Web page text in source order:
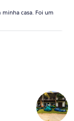
casa. Foi um